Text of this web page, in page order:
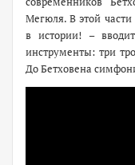
Мегюля. В этой
в истории! –
инструменты: три
До Бетховена